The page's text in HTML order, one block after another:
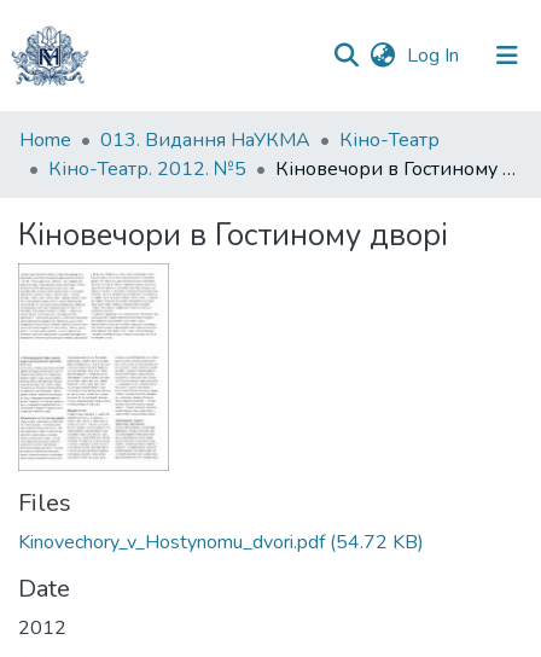
Log In (current)
Communities
&
All of DSpace
Statistics
Home 013. Видання НаУКМА
Кіно-Театр
Кіно-Театр. 2012. №5
Кіновечори в Гостиному дворі
Кіновечори в Гостиному дворі
Files
Kinovechory_v_Hostynomu_dvori.pdf(54.72 KB)
Date
2012